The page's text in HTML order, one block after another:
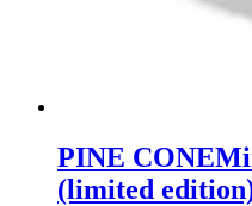
PINE CONE
(limited